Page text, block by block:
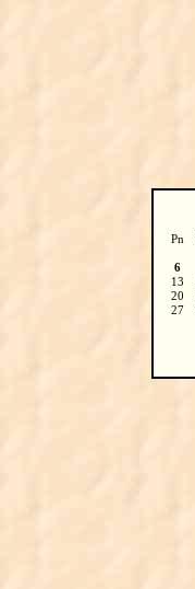
Pn
6
13
20
27